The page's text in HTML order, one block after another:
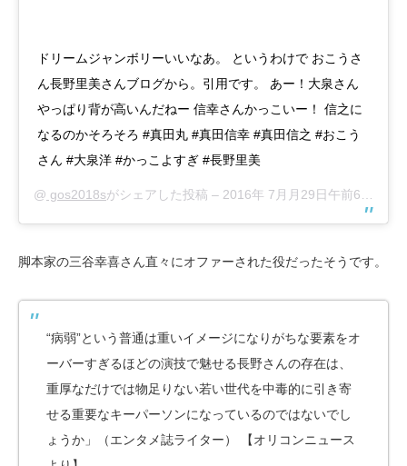
ドリームジャンボリーいいなあ。 というわけで おこうさ
ん長野里美さんブログから。引用です。 あー！大泉さん
やっぱり背が高いんだねー 信幸さんかっこいー！ 信之に
なるのかそろそろ #真田丸 #真田信幸 #真田信之 #おこう
さん #大泉洋 #かっこよすぎ #長野里美
@ gos2018sがシェアした投稿 – 2016年 7月月29日午前6時58分PDT
脚本家の三谷幸喜さん直々にオファーされた役だったそうです。
“病弱”という普通は重いイメージになりがちな要素をオ
ーバーすぎるほどの演技で魅せる長野さんの存在は、
重厚なだけでは物足りない若い世代を中毒的に引き寄
せる重要なキーパーソンになっているのではないでし
ょうか」（エンタメ誌ライター） 【オリコンニュース